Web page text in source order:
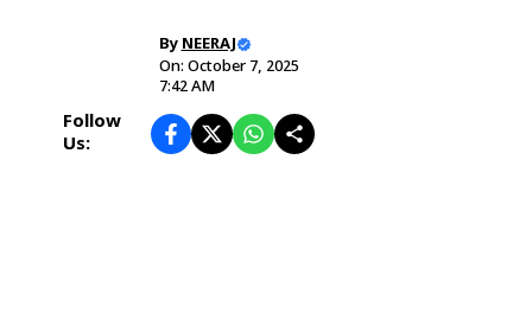
By NEERAJ
On: October 7, 2025
7:42 AM
Follow
Us: